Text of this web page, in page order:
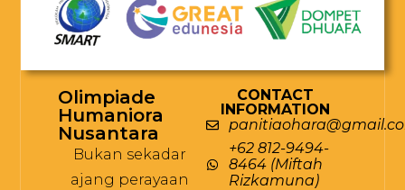
Olimpiade
Humaniora
Nusantara
Bukan sekadar
ajang perayaan
CONTACT
INFORMATION
+62 812-9494-
8464 (Miftah
Rizkamuna)